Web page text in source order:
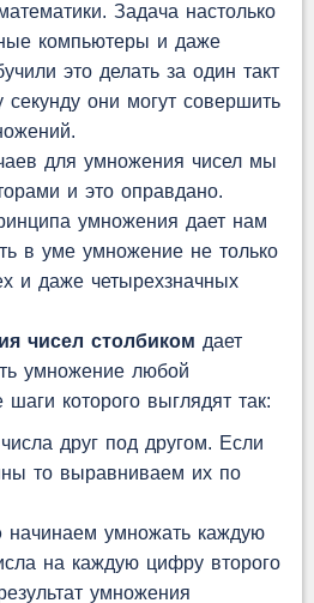
Задача настолько
компьютеры и даже
это делать за один такт
они могут совершить
для умножения чисел мы
и это оправдано.
умножения дает нам
в уме умножение не только
и даже четырехзначных
чисел столбиком дает
умножение любой
которого выглядят так:
друг под другом. Если
то выравниваем их по
начинаем умножать каждую
на каждую цифру второго
умножения